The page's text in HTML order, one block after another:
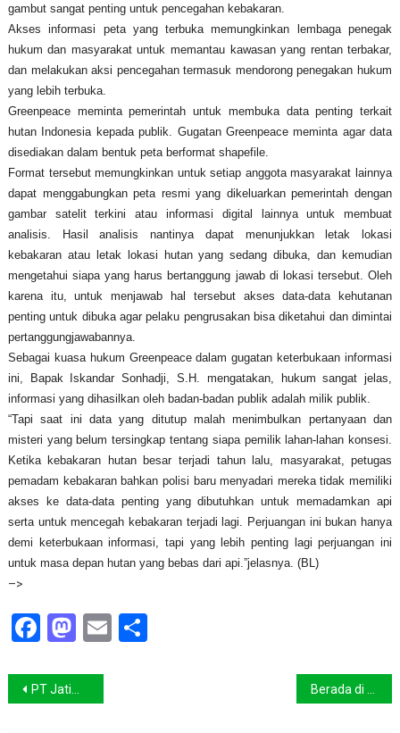
gambut sangat penting untuk pencegahan kebakaran.
Akses informasi peta yang terbuka memungkinkan lembaga penegak
hukum dan masyarakat untuk memantau kawasan yang rentan terbakar,
dan melakukan aksi pencegahan termasuk mendorong penegakan hukum
yang lebih terbuka.
Greenpeace meminta pemerintah untuk membuka data penting terkait
hutan Indonesia kepada publik. Gugatan Greenpeace meminta agar data
disediakan dalam bentuk peta berformat shapefile.
Format tersebut memungkinkan untuk setiap anggota masyarakat lainnya
dapat menggabungkan peta resmi yang dikeluarkan pemerintah dengan
gambar satelit terkini atau informasi digital lainnya untuk membuat
analisis. Hasil analisis nantinya dapat menunjukkan letak lokasi
kebakaran atau letak lokasi hutan yang sedang dibuka, dan kemudian
mengetahui siapa yang harus bertanggung jawab di lokasi tersebut. Oleh
karena itu, untuk menjawab hal tersebut akses data-data kehutanan
penting untuk dibuka agar pelaku pengrusakan bisa diketahui dan dimintai
pertanggungjawabannya.
Sebagai kuasa hukum Greenpeace dalam gugatan keterbukaan informasi
ini, Bapak Iskandar Sonhadji, S.H. mengatakan, hukum sangat jelas,
informasi yang dihasilkan oleh badan-badan publik adalah milik publik.
“Tapi saat ini data yang ditutup malah menimbulkan pertanyaan dan
misteri yang belum tersingkap tentang siapa pemilik lahan-lahan konsesi.
Ketika kebakaran hutan besar terjadi tahun lalu, masyarakat, petugas
pemadam kebakaran bahkan polisi baru menyadari mereka tidak memiliki
akses ke data-data penting yang dibutuhkan untuk memadamkan api
serta untuk mencegah kebakaran terjadi lagi. Perjuangan ini bukan hanya
demi keterbukaan informasi, tapi yang lebih penting lagi perjuangan ini
untuk masa depan hutan yang bebas dari api.”jelasnya. (BL)
–>
Facebook
Mastodon
EmailShare
Navigasi
PT Jatim Jaya Perkasa diputuskan bersalah atas kebakaran lahan di Riau